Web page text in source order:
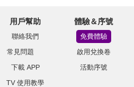
用戶幫助
聯絡我們
常見問題
下載 APP
TV 使用教學
體驗＆序號
免費體驗
啟用兌換卷
活動序號